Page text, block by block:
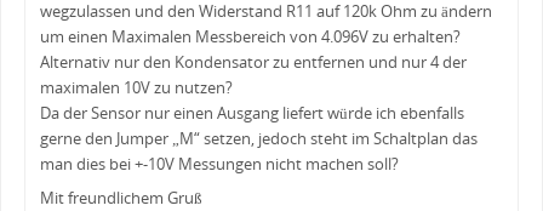
wegzulassen und den Widerstand R11 auf 120k Ohm zu ändern
um einen Maximalen Messbereich von 4.096V zu erhalten?
Alternativ nur den Kondensator zu entfernen und nur 4 der
maximalen 10V zu nutzen?
Da der Sensor nur einen Ausgang liefert würde ich ebenfalls
gerne den Jumper „M“ setzen, jedoch steht im Schaltplan das
man dies bei +-10V Messungen nicht machen soll?
Mit freundlichem Gruß